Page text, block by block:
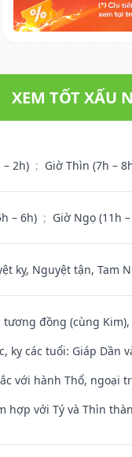
XEM TỐT XẤU
– 2h) ; Giờ Thìn (7h –
– 6h) ; Giờ Ngọ (11h
kỵ, Nguyệt tận, Tam
tương đồng (cùng
kỵ các tuổi: Giáp Dần
với hành Thổ, ngoại
hợp với Tý và Thìn